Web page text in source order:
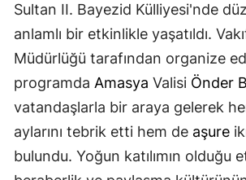
Sultan II. Bayezid Külliyesi'nde
anlamlı bir etkinlikle yaşatıldı.
Müdürlüğü tarafından organize
programda Amasya Valisi Önder
vatandaşlarla bir araya gelerek
aylarını tebrik etti hem de aşure
bulundu. Yoğun katılımın olduğu